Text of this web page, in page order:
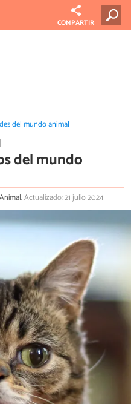
COMPARTIR
del mundo animal
del mundo
Actualizado: 21 julio 2024